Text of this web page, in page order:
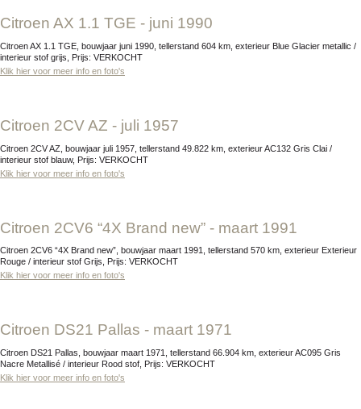
Citroen AX 1.1 TGE - juni 1990
Citroen AX 1.1 TGE, bouwjaar juni 1990, tellerstand 604 km, exterieur Blue Glacier metallic /
interieur stof grijs, Prijs: VERKOCHT
Klik hier voor meer info en foto's
Citroen 2CV AZ - juli 1957
Citroen 2CV AZ, bouwjaar juli 1957, tellerstand 49.822 km, exterieur AC132 Gris Clai /
interieur stof blauw, Prijs: VERKOCHT
Klik hier voor meer info en foto's
Citroen 2CV6 “4X Brand new” - maart 1991
Citroen 2CV6 “4X Brand new”, bouwjaar maart 1991, tellerstand 570 km, exterieur Exterieur
Rouge / interieur stof Grijs, Prijs: VERKOCHT
Klik hier voor meer info en foto's
Citroen DS21 Pallas - maart 1971
Citroen DS21 Pallas, bouwjaar maart 1971, tellerstand 66.904 km, exterieur AC095 Gris
Nacre Metallisé / interieur Rood stof, Prijs: VERKOCHT
Klik hier voor meer info en foto's